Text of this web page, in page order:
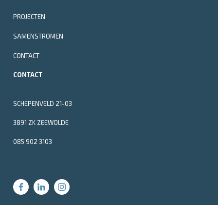
PROJECTEN
SAMENSTROMEN
CONTACT
CONTACT
SCHEPENVELD 21-03
3891 ZK ZEEWOLDE
085 902 3103